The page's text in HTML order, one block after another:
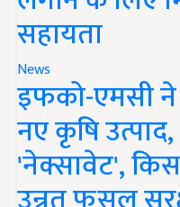
सहायता
News
इफको-एमसी ने
नए कृषि
'नेक्सावेट',